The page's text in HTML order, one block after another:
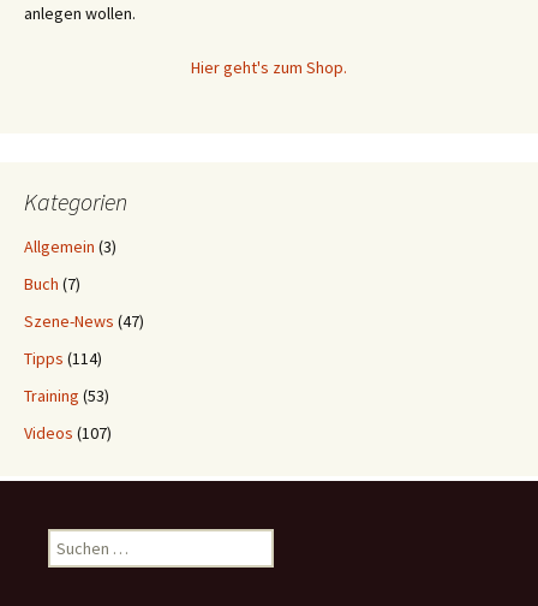
anlegen wollen.
Hier geht's zum Shop.
Kategorien
Allgemein (3)
Buch (7)
Szene-News (47)
Tipps (114)
Training (53)
Videos (107)
Suchen
nach: